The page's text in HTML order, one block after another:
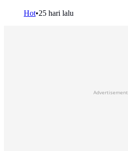
Hot•25 hari lalu
Advertisement